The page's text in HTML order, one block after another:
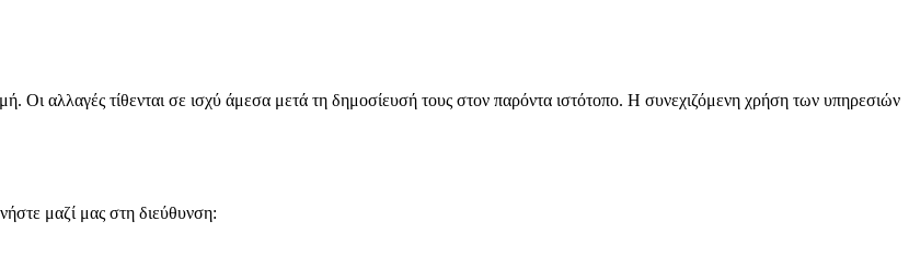
Οι αλλαγές τίθενται σε ισχύ άμεσα μετά τη δημοσίευσή τους στον παρόντα ιστότοπο. Η συνεχιζόμενη χρήση των υπηρεσιών
μαζί μας στη διεύθυνση: